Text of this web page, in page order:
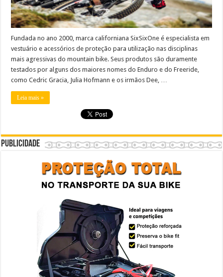
Fundada no ano 2000, marca californiana SixSixOne é especialista em
vestuário e acessórios de proteção para utilização nas disciplinas
mais agressivas do mountain bike. Seus produtos são duramente
testados por alguns dos maiores nomes do Enduro e do Freeride,
como Cedric Gracia, Julia Hofmann e os irmãos Dee, …
Leia mais »
Publicidade